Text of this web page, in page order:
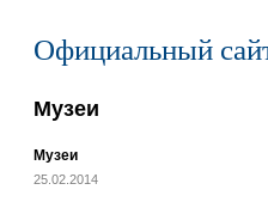
Официальный
Музеи
Музеи
25.02.2014